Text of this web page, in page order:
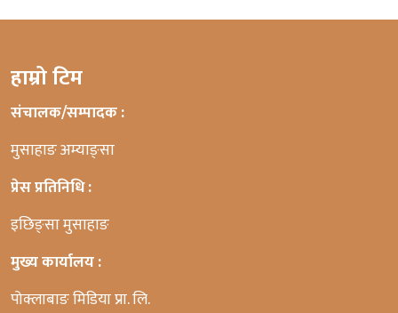
हाम्रो टिम
संचालक/सम्पादक :
मुसाहाङ अम्याङ्सा
प्रेस प्रतिनिधि :
इछिङ्सा मुसाहाङ
मुख्य कार्यालय :
पोक्लाबाङ मिडिया प्रा. लि.